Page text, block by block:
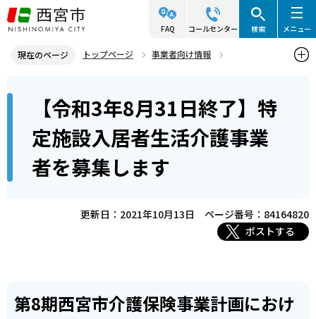
こ
の
ジ
す
FAQ コールセンター 検索 メニュー
現在のページ トップページ
事業者向け情報
整備事業者の募集（保育所等を除く）
過去に行った募集
【令和3年8月31日終了】特定施設入居者生活介護事業者を募集しま
ら
【令和3年8月31日終了】特
定施設入居者生活介護事業
者を募集します
更新日：2021年10月13日
ページ番号：84164820
ポストする
第8期西宮市介護保険事業計画におけ